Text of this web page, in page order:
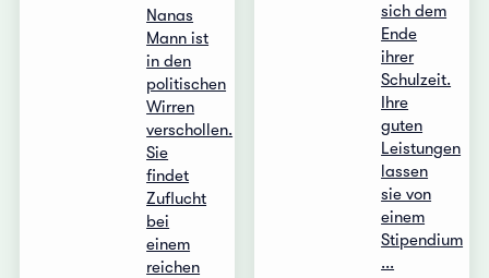
Nanas
Mann ist
in den
politischen
Wirren
verschollen.
Sie
findet
Zuflucht
bei
einem
reichen
sich dem
Ende
ihrer
Schulzeit.
Ihre
guten
Leistungen
lassen
sie von
einem
Stipendium
...